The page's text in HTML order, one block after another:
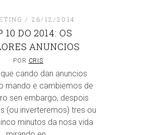
26/12/2014
10 DO 2014: OS
ANUNCIOS
POR CRIS
cando dan anuncios
mando e cambiemos de
sen embargo, despois
(ou inverteremos) tres ou
minutos da nosa vida